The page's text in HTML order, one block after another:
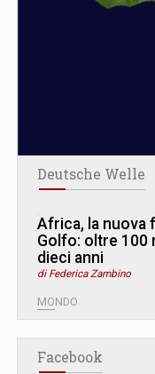
Deutsche Welle
Africa, la nuova
Golfo: oltre 100
dieci anni
di Federica Zambino
MONDO
Facebook